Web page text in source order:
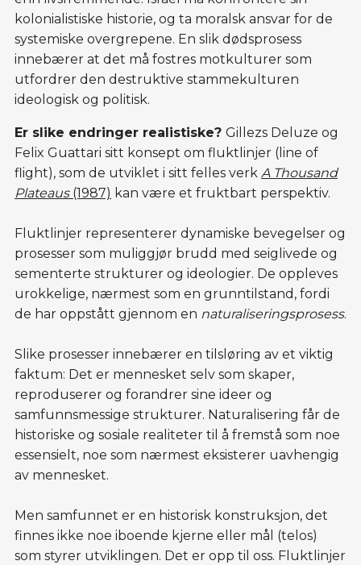
kolonialistiske historie, og ta moralsk ansvar for de
systemiske overgrepene. En slik dødsprosess
innebærer at det må fostres motkulturer som
utfordrer den destruktive stammekulturen
ideologisk og politisk.
Er slike endringer realistiske? Gillezs Deluze og
Felix Guattari sitt konsept om fluktlinjer (line of
flight), som de utviklet i sitt felles verk A Thousand
Plateaus (1987) kan være et fruktbart perspektiv.
Fluktlinjer representerer dynamiske bevegelser og
prosesser som muliggjør brudd med seiglivede og
sementerte strukturer og ideologier. De oppleves
urokkelige, nærmest som en grunntilstand, fordi
de har oppstått gjennom en naturaliseringsprosess.
Slike prosesser innebærer en tilsløring av et viktig
faktum: Det er mennesket selv som skaper,
reproduserer og forandrer sine ideer og
samfunnsmessige strukturer. Naturalisering får de
historiske og sosiale realiteter til å fremstå som noe
essensielt, noe som nærmest eksisterer uavhengig
av mennesket.
Men samfunnet er en historisk konstruksjon, det
finnes ikke noe iboende kjerne eller mål (telos)
som styrer utviklingen. Det er opp til oss. Fluktlinjer